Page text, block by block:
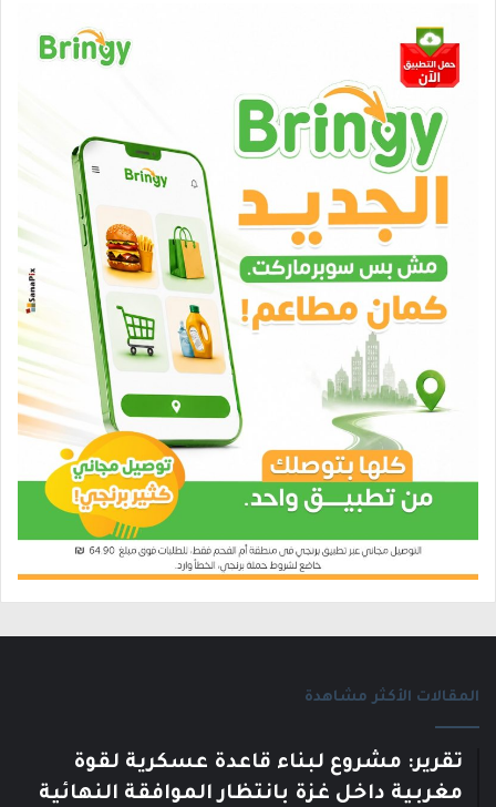
المقالات الأكثر مشاهدة
تقرير: مشروع لبناء قاعدة عسكرية لقوة
مغربية داخل غزة بانتظار الموافقة النهائية